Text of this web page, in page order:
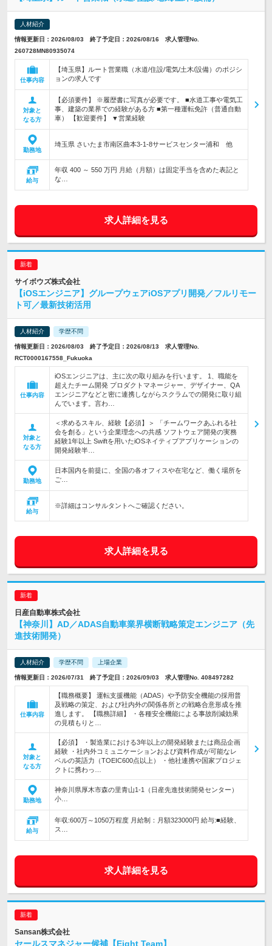
人材紹介
情報更新日：2026/08/03 終了予定日：2026/08/16 求人管理No.
260728MN80935074
仕事内容
【埼玉県】ルート営業職（水道/住設/電気/土木/設備）のポジシ
ョンの求人です
対象と
なる方
【必須要件】 ※履歴書に写真が必要です。 ■水道工事や電気工
事、建築の業界での経験がある方 ■第一種運転免許（普通自動
車） 【歓迎要件】 ▼営業経験
勤務地
埼玉県 さいたま市南区曲本3-1-8サービスセンター浦和 他
給与
年収 400 ～ 550 万円 月給（月額）は固定手当を含めた表記と
な…
求人詳細を見る
サイボウズ株式会社
【iOSエンジニア】グループウェアiOSアプリ開発／フルリモー
ト可／最新技術活用
人材紹介 学歴不問
情報更新日：2026/08/03 終了予定日：2026/08/13 求人管理No.
RCT0000167558_Fukuoka
仕事内容
iOSエンジニアは、主に次の取り組みを行います。 1、職能を
超えたチーム開発 プロダクトマネージャー、デザイナー、QA
エンジニアなどと密に連携しながらスクラムでの開発に取り組
んでいます。言わ…
対象と
なる方
＜求めるスキル、経験【必須】＞ 「チームワークあふれる社
会を創る」という企業理念への共感 ソフトウェア開発の実務
経験1年以上 Swiftを用いたiOSネイティブアプリケーションの
開発経験半…
勤務地
日本国内を前提に、全国の各オフィスや在宅など、働く場所を
ご…
給与
※詳細はコンサルタントへご確認ください。
求人詳細を見る
日産自動車株式会社
【神奈川】AD／ADAS自動車業界横断戦略策定エンジニア（先
進技術開発）
人材紹介 学歴不問 上場企業
情報更新日：2026/07/31 終了予定日：2026/09/03 求人管理No. 408497282
仕事内容
【職務概要】 運転支援機能（ADAS）や予防安全機能の採用普
及戦略の策定、および社内外の関係各所との戦略合意形成を推
進します。 【職務詳細】 ・各種安全機能による事故削減効果
の見積もりと…
対象と
なる方
【必須】 ・製造業における3年以上の開発経験または商品企画
経験 ・社内外コミュニケーションおよび資料作成が可能なレ
ベルの英語力（TOEIC600点以上） ・他社連携や国家プロジェ
クトに携わっ…
勤務地
神奈川県厚木市森の里青山1-1（日産先進技術開発センター）
小…
給与
年収:600万～1050万程度 月給制：月額323000円 給与:■経験、
ス…
求人詳細を見る
Sansan株式会社
セールスマネジャー候補【Eight Team】